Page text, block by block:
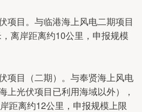
目。与临港海上风电二期项目
离岸距离约10公里，申报规模
目（二期）。与奉贤海上风电
上光伏项目已利用海域以外），
距离约12公里，申报规模上限